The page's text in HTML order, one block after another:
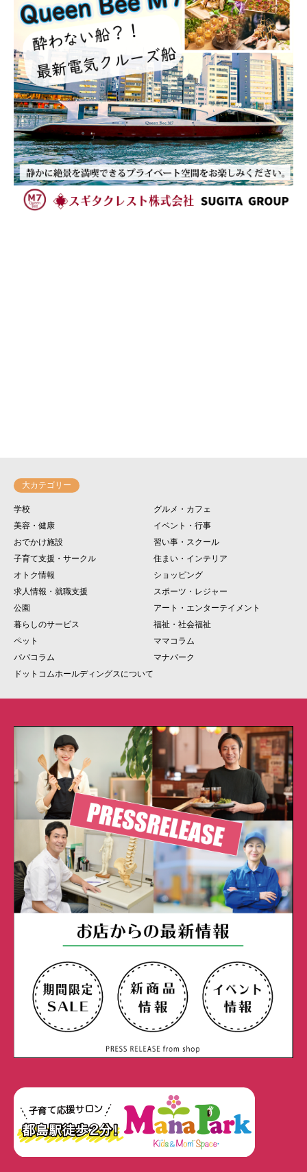
大カテゴリー
学校
グルメ・カフェ
美容・健康
イベント・行事
おでかけ施設
習い事・スクール
子育て支援・サークル
住まい・インテリア
オトク情報
ショッピング
求人情報・就職支援
スポーツ・レジャー
公園
アート・エンターテイメント
暮らしのサービス
福祉・社会福祉
ペット
ママコラム
パパコラム
マナパーク
ドットコムホールディングスについて